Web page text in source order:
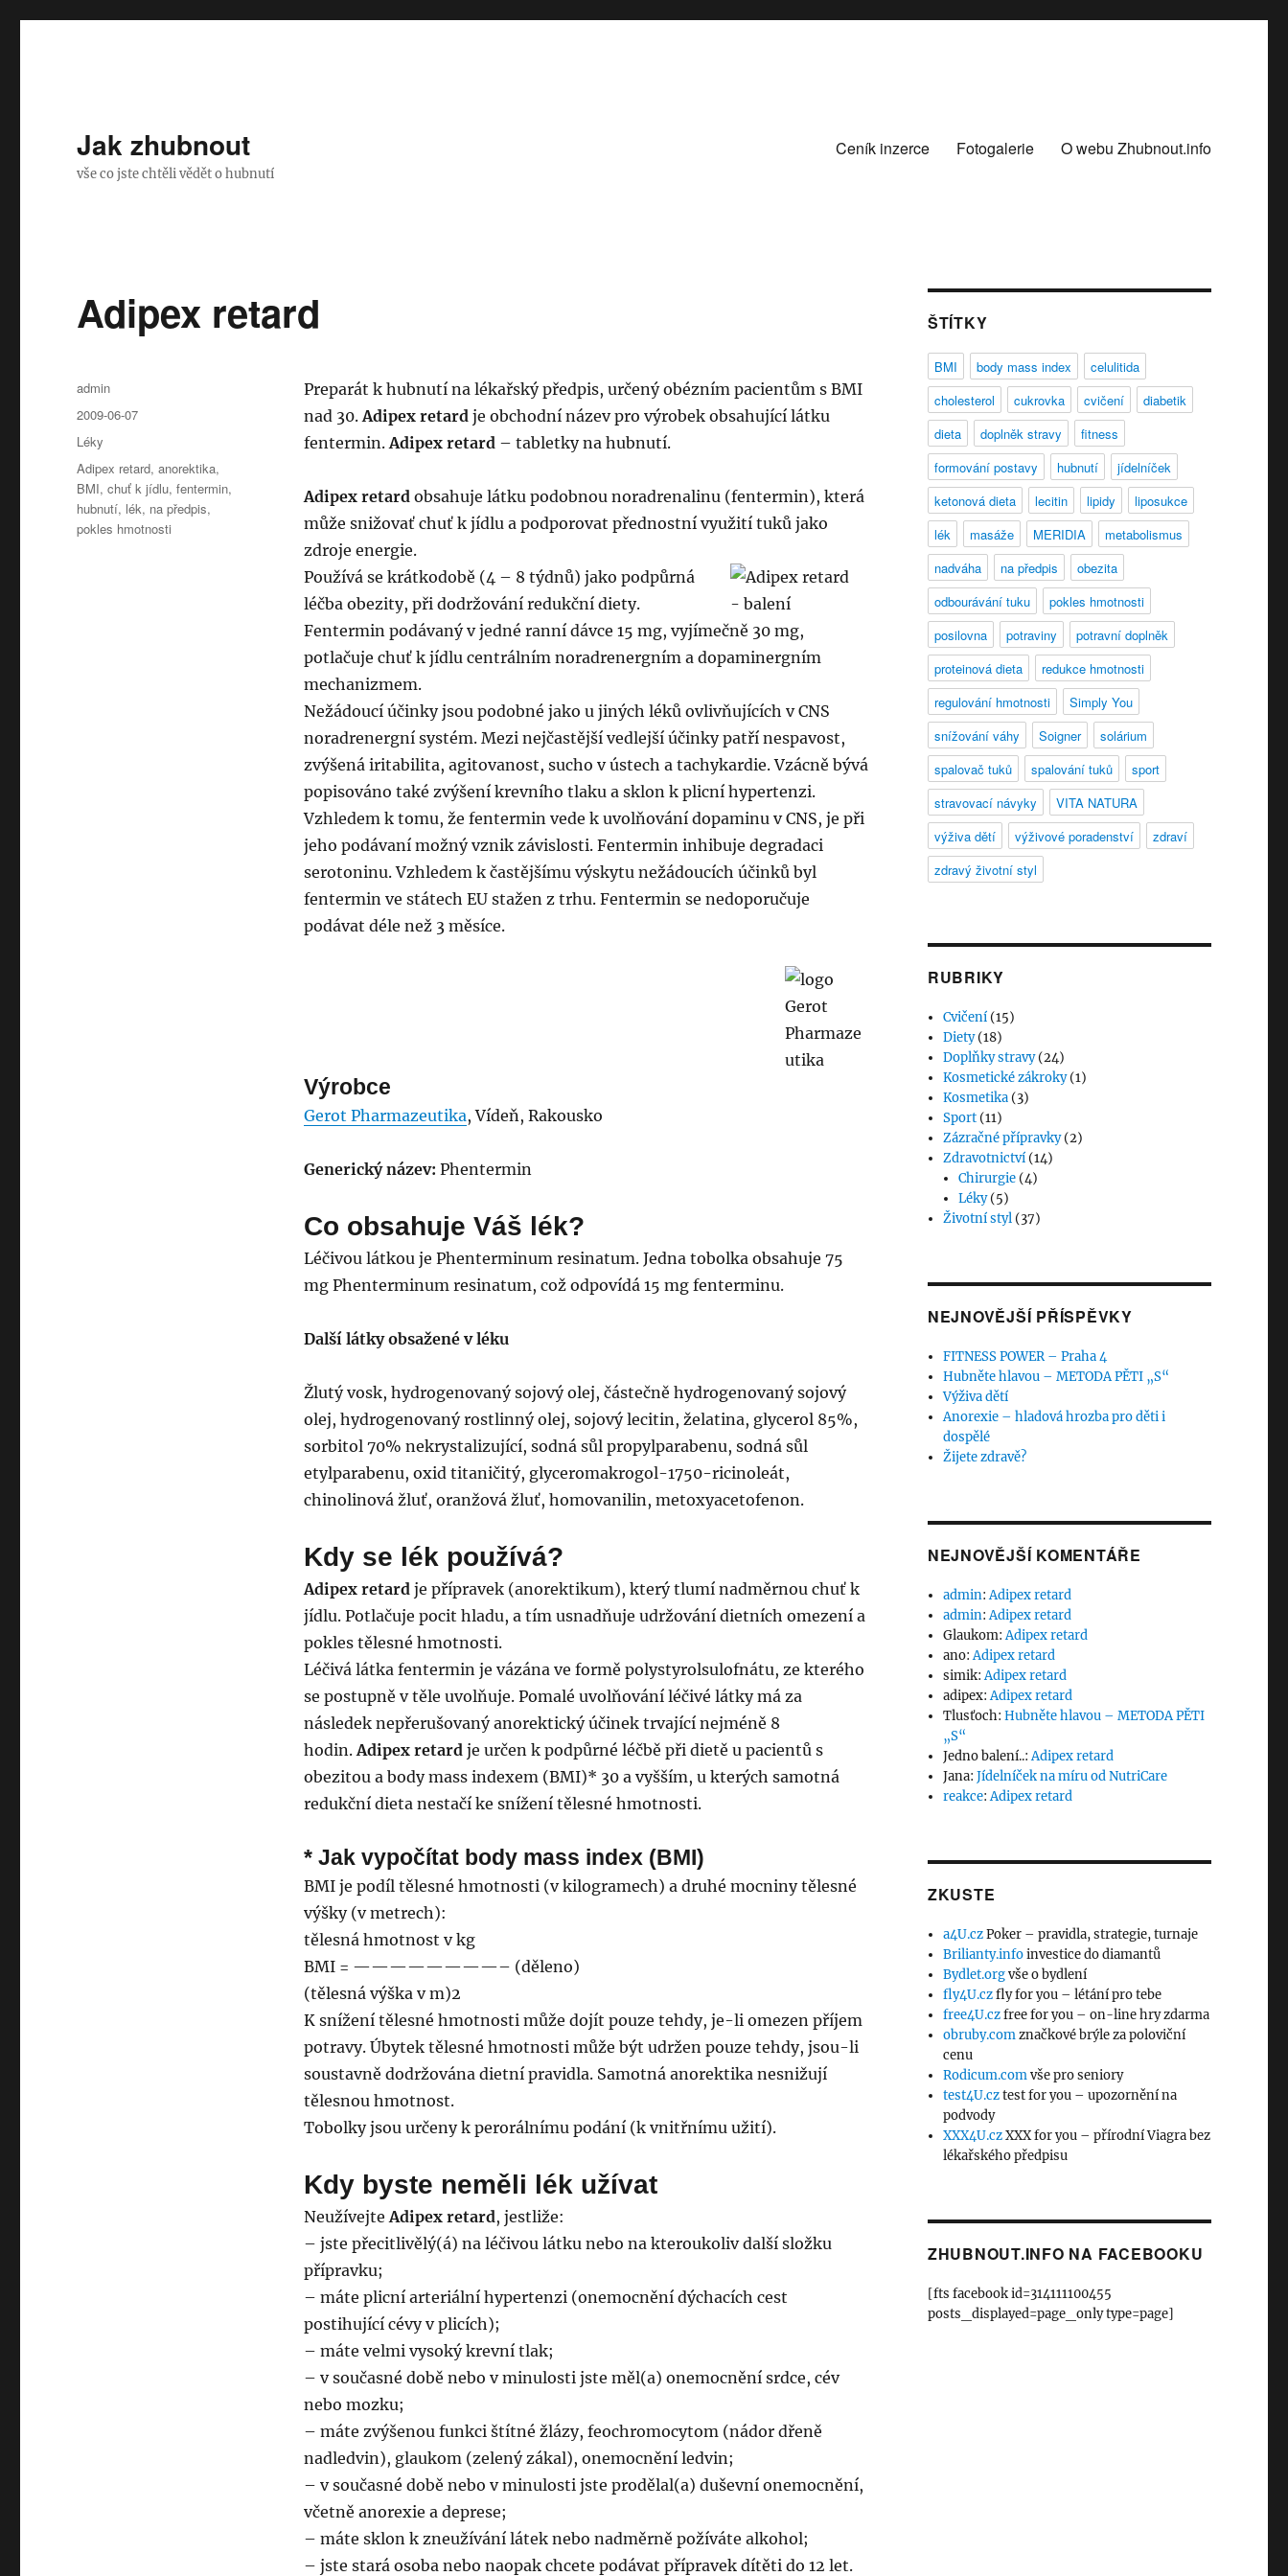
Jak zhubnout
vše co jste chtěli vědět o hubnutí
Ceník inzerce Fotogalerie O webu Zhubnout.info
Adipex retard
Preparát k hubnutí na lékařský předpis, určený obézním pacientům s BMI
nad 30.Adipex retardje obchodní název pro výrobek obsahující látku
fentermin.Adipex retard– tabletky na hubnutí.
Adipex retardobsahuje látku podobnou noradrenalinu (fentermin), která
může snižovať chuť k jídlu a podporovat přednostní využití tuků jako
zdroje energie.
Používá se krátkodobě (4 – 8 týdnů) jako podpůrná
léčba obezity, při dodržování redukční diety.
Fentermin podávaný v jedné ranní dávce 15 mg, vyjímečně 30 mg,
potlačuje chuť k jídlu centrálním noradrenergním a dopaminergním
mechanizmem.
Nežádoucí účinky jsou podobné jako u jiných léků ovlivňujících v CNS
noradrenergní systém. Mezi nejčastější vedlejší účinky patří nespavost,
zvýšená iritabilita, agitovanost, sucho v ústech a tachykardie. Vzácně bývá
popisováno také zvýšení krevního tlaku a sklon k plicní hypertenzi.
Vzhledem k tomu, že fentermin vede k uvolňování dopaminu v CNS, je při
jeho podávaní možný vznik závislosti. Fentermin inhibuje degradaci
serotoninu. Vzhledem k častějšímu výskytu nežádoucích účinků byl
fentermin ve státech EU stažen z trhu. Fentermin se nedoporučuje
podávat déle než 3 měsíce.
Výrobce
Gerot Pharmazeutika, Vídeň, Rakousko
Generický název: Phentermin
Co obsahuje Váš lék?
Léčivou látkou je Phenterminum resinatum. Jedna tobolka obsahuje 75
mg Phenterminum resinatum, což odpovídá 15 mg fenterminu.
Další látky obsažené v léku
Žlutý vosk, hydrogenovaný sojový olej, částečně hydrogenovaný sojový
olej, hydrogenovaný rostlinný olej, sojový lecitin, želatina, glycerol 85%,
sorbitol 70% nekrystalizující, sodná sůl propylparabenu, sodná sůl
etylparabenu, oxid titaničitý, glyceromakrogol-1750-ricinoleát,
chinolinová žluť, oranžová žluť, homovanilin, metoxyacetofenon.
Kdy se lék používá?
Adipex retardje přípravek (anorektikum), který tlumí nadměrnou chuť k
jídlu. Potlačuje pocit hladu, a tím usnadňuje udržování dietních omezení a
pokles tělesné hmotnosti.
Léčivá látka fentermin je vázána ve formě polystyrolsulofnátu, ze kterého
se postupně v těle uvolňuje. Pomalé uvolňování léčivé látky má za
následek nepřerušovaný anorektický účinek trvající nejméně 8
hodin.Adipex retardje určen k podpůrné léčbě při dietě u pacientů s
obezitou a body mass indexem (BMI)* 30 a vyšším, u kterých samotná
redukční dieta nestačí ke snížení tělesné hmotnosti.
* Jak vypočítat body mass index (BMI)
BMI je podíl tělesné hmotnosti (v kilogramech) a druhé mocniny tělesné
výšky (v metrech):
tělesná hmotnost v kg
BMI = ————————– (děleno)
(tělesná výška v m)2
K snížení tělesné hmotnosti může dojít pouze tehdy, je-li omezen příjem
potravy. Úbytek tělesné hmotnosti může být udržen pouze tehdy, jsou-li
soustavně dodržována dietní pravidla. Samotná anorektika nesnižují
tělesnou hmotnost.
Tobolky jsou určeny k perorálnímu podání (k vnitřnímu užití).
Kdy byste neměli lék užívat
NeužívejteAdipex retard, jestliže:
– jste přecitlivělý(á) na léčivou látku nebo na kteroukoliv další složku
přípravku;
– máte plicní arteriální hypertenzi (onemocnění dýchacích cest
postihující cévy v plicích);
– máte velmi vysoký krevní tlak;
– v současné době nebo v minulosti jste měl(a) onemocnění srdce, cév
nebo mozku;
– máte zvýšenou funkci štítné žlázy, feochromocytom (nádor dřeně
nadledvin), glaukom (zelený zákal), onemocnění ledvin;
– v současné době nebo v minulosti jste prodělal(a) duševní onemocnění,
včetně anorexie a deprese;
– máte sklon k zneužívání látek nebo nadměrně požíváte alkohol;
– jste stará osoba nebo naopak chcete podávat přípravek dítěti do 12 let.
Autor:
admin
Publikováno:
2009-06-07
Rubriky:
Léky
Štítky:
Adipex retard,anorektika,
BMI,chuť k jídlu,fentermin,
hubnutí, lék, na předpis,
pokles hmotnosti
ŠTÍTKY
BMI body mass index
celulitida
cholesterol
cukrovka cvičení
diabetik
dieta
doplněk stravy
fitness
formování postavy
hubnutí
jídelníček
ketonová dieta
lecitin lipidy
liposukce
lék
masáže MERIDIA
metabolismus
nadváha
na předpis
obezita
odbourávání tuku
pokles hmotnosti
posilovna
potraviny
potravní doplněk
proteinová dieta
redukce hmotnosti
regulování hmotnosti
Simply You
snížování váhy
Soigner
solárium
spalovač tuků
spalování tuků
sport
stravovací návyky
VITA NATURA
výživa dětí
výživové poradenství
zdraví
zdravý životní styl
RUBRIKY
Cvičení (15)
Diety(18)
Doplňky stravy(24)
Kosmetické zákroky(1)
Kosmetika (3)
Sport (11)
Zázračné přípravky(2)
Zdravotnictví (14)
Chirurgie (4)
Léky(5)
Životní styl (37)
NEJNOVĚJŠÍ PŘÍSPĚVKY
FITNESS POWER – Praha 4
Hubněte hlavou – METODA PĚTI „S“
Výživa dětí
Anorexie – hladová hrozba pro děti i
dospělé
Žijete zdravě?
NEJNOVĚJŠÍ KOMENTÁŘE
admin:Adipex retard
admin:Adipex retard
Glaukom:Adipex retard
ano:Adipex retard
simik:Adipex retard
adipex:Adipex retard
Tlusťoch:Hubněte hlavou – METODA PĚTI
„S“
Jedno balení..:Adipex retard
Jana:Jídelníček na míru od NutriCare
reakce:Adipex retard
ZKUSTE
a4U.czPoker – pravidla, strategie, turnaje
Brilianty.infoinvestice do diamantů
Bydlet.orgvše o bydlení
fly4U.czfly for you – létání pro tebe
free4U.czfree for you – on-line hry zdarma
obruby.comznačkové brýle za poloviční
cenu
Rodicum.comvše pro seniory
test4U.cztest for you – upozornění na
podvody
XXX4U.czXXX for you – přírodní Viagra bez
lékařského předpisu
ZHUBNOUT.INFO NA FACEBOOKU
[fts facebook id=314111100455
posts_displayed=page_only type=page]